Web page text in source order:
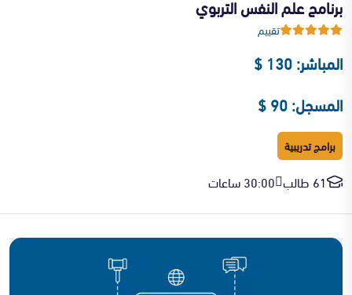
برنامج علم النفس التربوي
تقييم
المباشر: 130 $
المسجل: 90 $
برامج تدريبية
61 طالب 30:00 ساعات